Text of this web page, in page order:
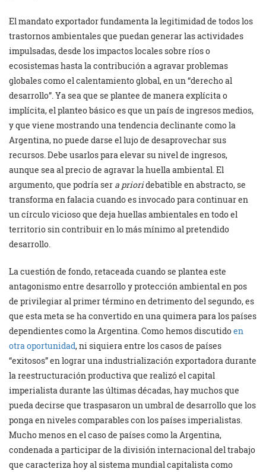
El mandato exportador fundamenta la legitimidad de todos los
trastornos ambientales que puedan generar las actividades
impulsadas, desde los impactos locales sobre ríos o
ecosistemas hasta la contribución a agravar problemas
globales como el calentamiento global, en un “derecho al
desarrollo”. Ya sea que se plantee de manera explícita o
implícita, el planteo básico es que un país de ingresos medios,
y que viene mostrando una tendencia declinante como la
Argentina, no puede darse el lujo de desaprovechar sus
recursos. Debe usarlos para elevar su nivel de ingresos,
aunque sea al precio de agravar la huella ambiental. El
argumento, que podría ser a prioridebatible en abstracto, se
transforma en falacia cuando es invocado para continuar en
un círculo vicioso que deja huellas ambientales en todo el
territorio sin contribuir en lo más mínimo al pretendido
desarrollo.
La cuestión de fondo, retaceada cuando se plantea este
antagonismo entre desarrollo y protección ambiental en pos
de privilegiar al primer término en detrimento del segundo, es
que esta meta se ha convertido en una quimera para los países
dependientes como la Argentina. Como hemos discutidoen
otra oportunidad, ni siquiera entre los casos de países
“exitosos” en lograr una industrialización exportadora durante
la reestructuración productiva que realizó el capital
imperialista durante las últimas décadas, hay muchos que
pueda decirse que traspasaron un umbral de desarrollo que los
ponga en niveles comparables con los países imperialistas.
Mucho menos en el caso de países como la Argentina,
condenada a participar de la división internacional del trabajo
que caracteriza hoy al sistema mundial capitalista como